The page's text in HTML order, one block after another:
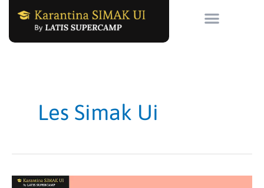
Les Simak Ui
Bimbel